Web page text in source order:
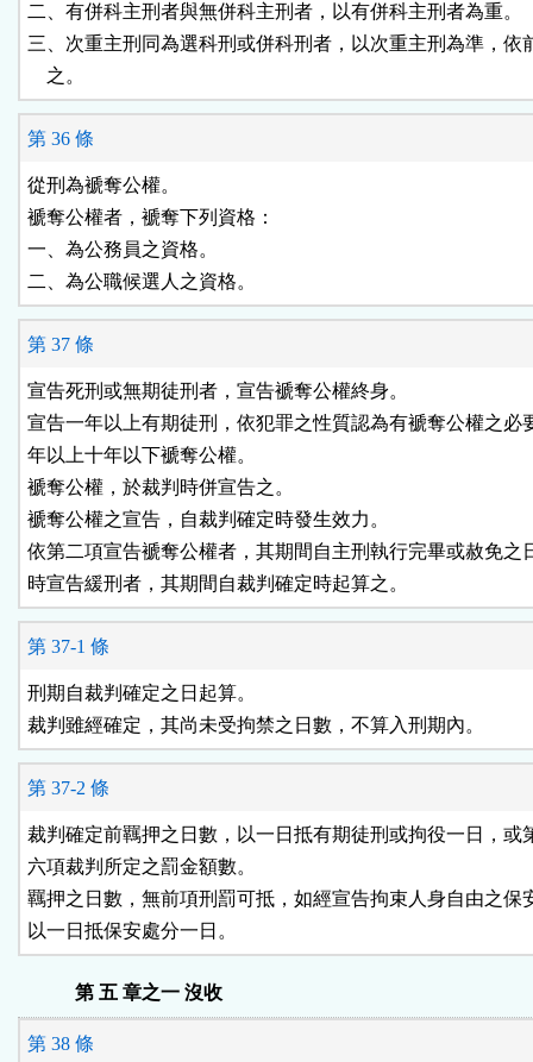
二、有併科主刑者與無併科主刑者，以有併科主刑者為重。
三、次重主刑同為選科刑或併科刑者，以次重主刑為準，依
    之。
第 36 條
從刑為褫奪公權。
褫奪公權者，褫奪下列資格：
一、為公務員之資格。
二、為公職候選人之資格。
第 37 條
宣告死刑或無期徒刑者，宣告褫奪公權終身。
宣告一年以上有期徒刑，依犯罪之性質認為有褫奪公權之必
年以上十年以下褫奪公權。
褫奪公權，於裁判時併宣告之。
褫奪公權之宣告，自裁判確定時發生效力。
依第二項宣告褫奪公權者，其期間自主刑執行完畢或赦免之
時宣告緩刑者，其期間自裁判確定時起算之。
第 37-1 條
刑期自裁判確定之日起算。
裁判雖經確定，其尚未受拘禁之日數，不算入刑期內。
第 37-2 條
裁判確定前羈押之日數，以一日抵有期徒刑或拘役一日，或
六項裁判所定之罰金額數。
羈押之日數，無前項刑罰可抵，如經宣告拘束人身自由之保
以一日抵保安處分一日。
第 五 章之一 沒收
第 38 條